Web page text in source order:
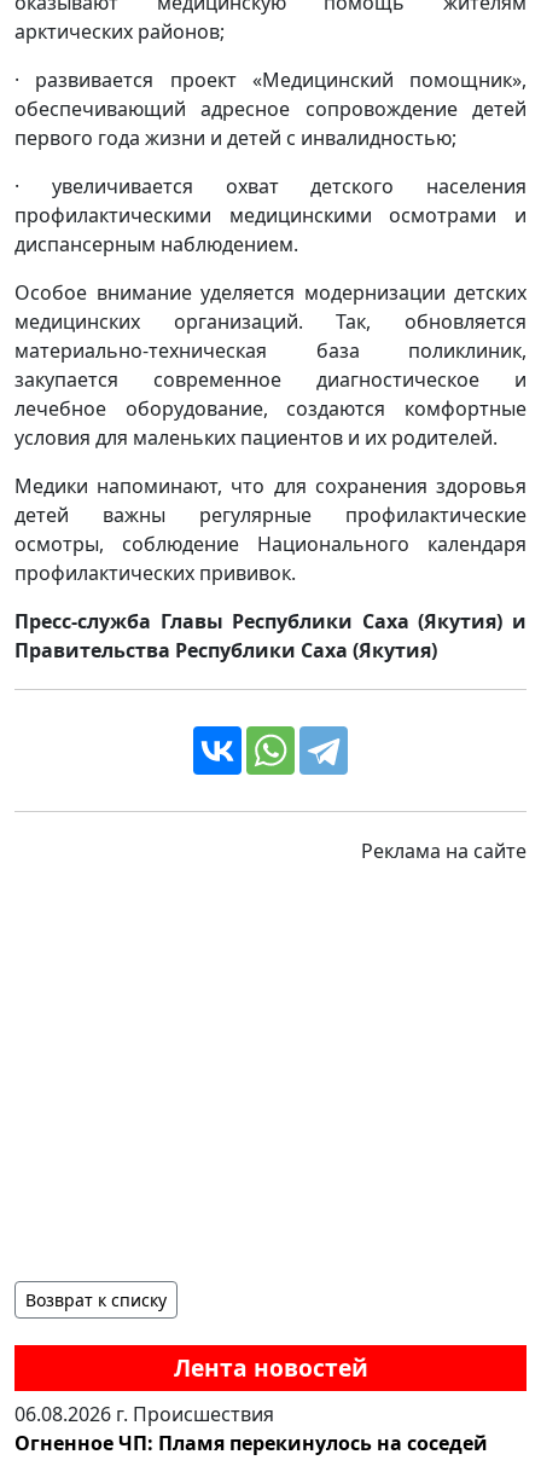
Лента новостей
06.08.2026 г. Происшествия
Огненное ЧП: Пламя перекинулось на соседей
арктических районов;
· развивается проект «Медицинский помощник»,
обеспечивающий адресное сопровождение детей
первого года жизни и детей с инвалидностью;
· увеличивается охват детского населения
профилактическими медицинскими осмотрами и
диспансерным наблюдением.
Особое внимание уделяется модернизации детских
медицинских организаций. Так, обновляется
материально-техническая база поликлиник,
закупается современное диагностическое и
лечебное оборудование, создаются комфортные
условия для маленьких пациентов и их родителей.
Медики напоминают, что для сохранения здоровья
детей важны регулярные профилактические
осмотры, соблюдение Национального календаря
профилактических прививок.
Пресс-служба Главы Республики Саха (Якутия) и
Правительства Республики Саха (Якутия)
Реклама на сайте
Возврат к списку